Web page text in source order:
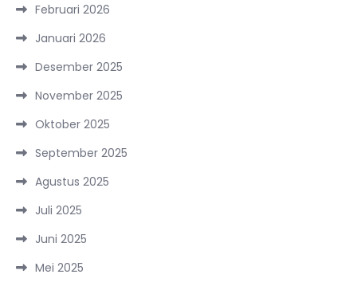
Februari 2026
Januari 2026
Desember 2025
November 2025
Oktober 2025
September 2025
Agustus 2025
Juli 2025
Juni 2025
Mei 2025